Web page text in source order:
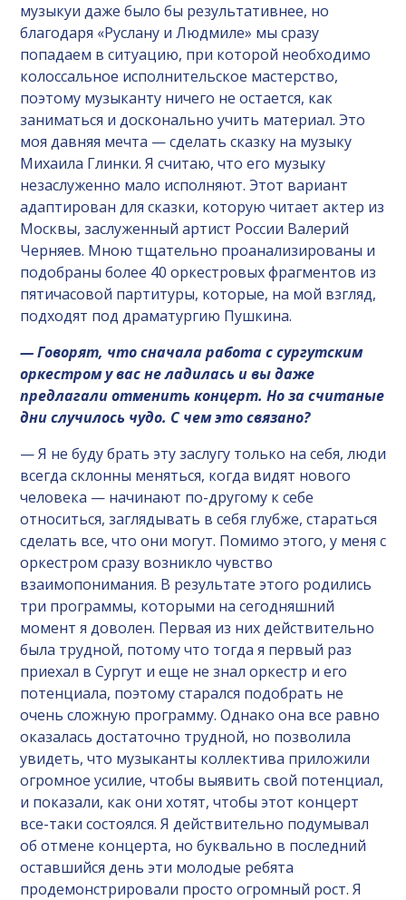
музыкуи даже было бы результативнее, но
благодаря «Руслану и Людмиле» мы сразу
попадаем в ситуацию, при которой необходимо
колоссальное исполнительское мастерство,
поэтому музыканту ничего не остается, как
заниматься и досконально учить материал. Это
моя давняя мечта — сделать сказку на музыку
Михаила Глинки. Я считаю, что его музыку
незаслуженно мало исполняют. Этот вариант
адаптирован для сказки, которую читает актер из
Москвы, заслуженный артист России Валерий
Черняев. Мною тщательно проанализированы и
подобраны более 40 оркестровых фрагментов из
пятичасовой партитуры, которые, на мой взгляд,
подходят под драматургию Пушкина.
— Говорят, что сначала работа с сургутским
оркестром у вас не ладилась и вы даже
предлагали отменить концерт. Но за считаные
дни случилось чудо. С чем это связано?
— Я не буду брать эту заслугу только на себя, люди
всегда склонны меняться, когда видят нового
человека — начинают по-другому к себе
относиться, заглядывать в себя глубже, стараться
сделать все, что они могут. Помимо этого, у меня с
оркестром сразу возникло чувство
взаимопонимания. В результате этого родились
три программы, которыми на сегодняшний
момент я доволен. Первая из них действительно
была трудной, потому что тогда я первый раз
приехал в Сургут и еще не знал оркестр и его
потенциала, поэтому старался подобрать не
очень сложную программу. Однако она все равно
оказалась достаточно трудной, но позволила
увидеть, что музыканты коллектива приложили
огромное усилие, чтобы выявить свой потенциал,
и показали, как они хотят, чтобы этот концерт
все-таки состоялся. Я действительно подумывал
об отмене концерта, но буквально в последний
оставшийся день эти молодые ребята
продемонстрировали просто огромный рост. Я